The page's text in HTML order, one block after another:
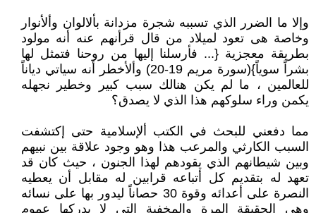
وإلا ما الضرر الذي تسببه شجرة مزدانة بألالوان وألأنوار
وخاصة هى تعود لميلاد من قال قرأنهم عنه أنه مولود
بطريقة معجزية {... فأرسلنا إليها من روحنا فتمثل لها
بشراً سوياً}(سورة مريم 19-20) وألأخطر أنه سياتي دياناً
للعالمين ، ما لم يكن هنالك سبب كبير وخطير نجهله
يكمن وراء سلوكهم هذا الذي لا يصدق؟
مما دفعني للبحث في الكتب ألإسلامية حتى إكتشفت
السبب الكارثي والمرعب هذا وهو وجود علاقة بين نبيهم
وبين شيطانهم الذي يقودهم لهذا الجنون ، حيث كان قد
تعهد له بتقديم كل أتباعه قرابين له مقابل أن يعطيه
النصرة على أعدائه وقوة 30 حصاناً ليدور بها على نسائه
وهى الحقيقة المرة والمخفية التي لا يدركها عموم